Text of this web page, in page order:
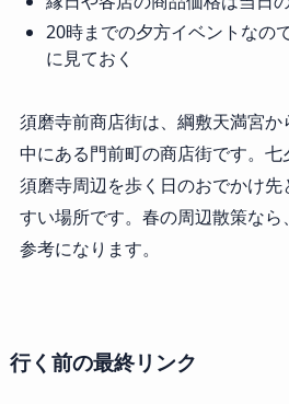
20時までの夕方イベントなの
に見ておく
須磨寺前商店街は、綱敷天満宮
中にある門前町の商店街です。七
須磨寺周辺を歩く日のおでかけ
すい場所です。春の周辺散策なら、
参考になります。
行く前の最終リンク